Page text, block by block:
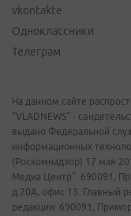
vkontakte
Одноклассники
Телеграм
На данном сайте
"VLADNEWS" -
выдано Федеральной
информационных
(Роскомнадзор) 17 мая
Медиа Центр". 690091,
д.20А, офис 13. Главный
редакции: 690091,